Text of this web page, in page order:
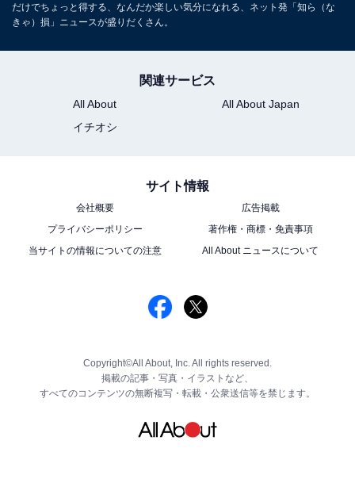
だけでちょっと得する、なんだか楽しい気分になれる、ネット発「知ら（な
きゃ）損」ニュースが盛りだくさん。
関連サービス
All About
All About Japan
イチオシ
サイト情報
会社概要
広告掲載
プライバシーポリシー
著作権・商標・免責事項
当サイトの情報についての注意
All About ニュースについて
Copyright©All About, Inc. All rights reserved.
掲載の記事・写真・イラストなど、
すべてのコンテンツの無断複写・転載・公衆送信等を禁じます。